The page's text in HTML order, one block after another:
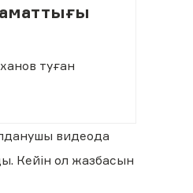
туған
видеода
Кейін ол жазбасын